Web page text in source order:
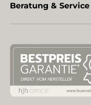
Beratung & Service